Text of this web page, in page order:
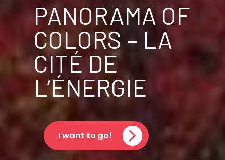
PANORAMA OF
COLORS – LA
CITÉ DE
L’ÉNERGIE
I want to go!